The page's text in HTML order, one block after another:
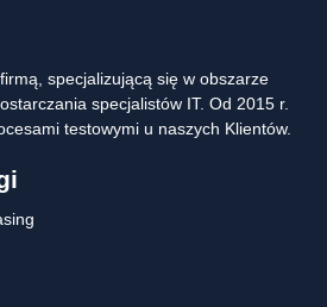
specjalizującą się w obszarze
specjalistów IT. Od 2015 r.
testowymi u naszych Klientów.